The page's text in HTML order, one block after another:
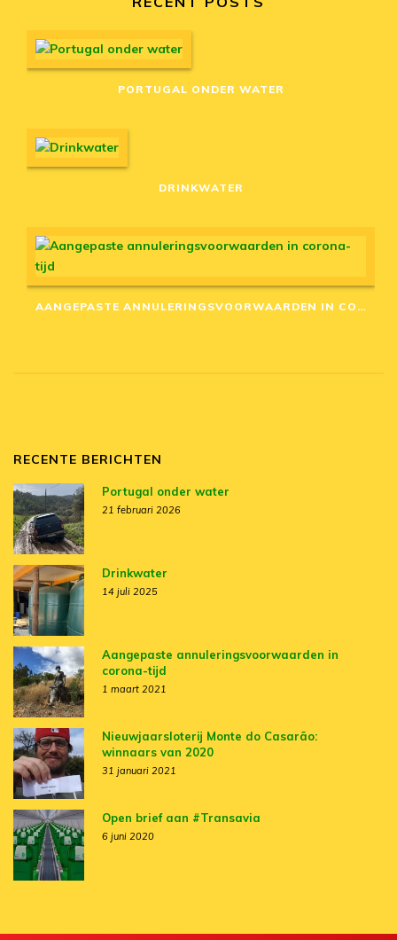
PORTUGAL ONDER WATER
DRINKWATER
AANGEPASTE ANNULERINGSVOORWAARDEN IN CORONA-TIJD
RECENTE BERICHTEN
Portugal onder water
21 februari 2026
Drinkwater
14 juli 2025
Aangepaste annuleringsvoorwaarden in
corona-tijd
1 maart 2021
Nieuwjaarsloterij Monte do Casarão:
winnaars van 2020
31 januari 2021
Open brief aan #Transavia
6 juni 2020